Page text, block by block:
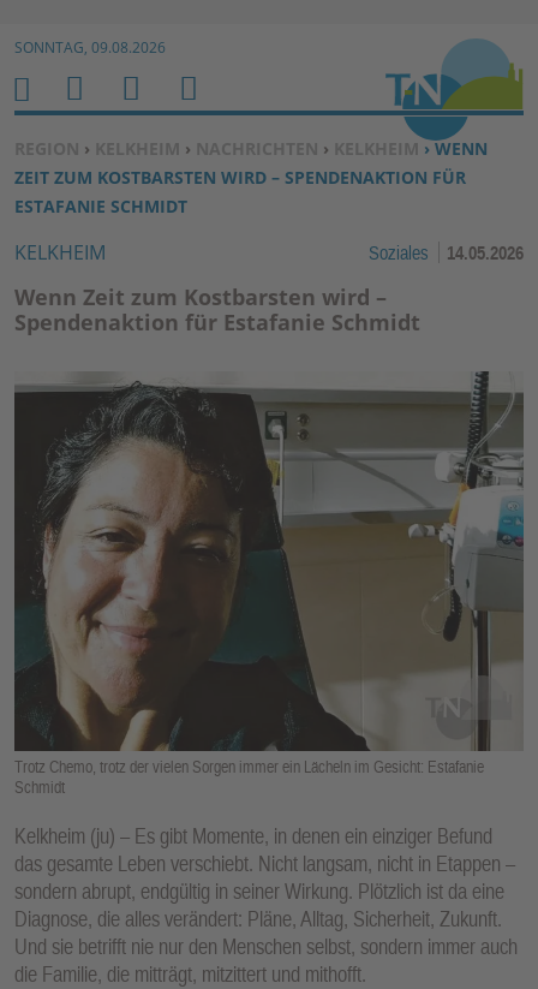
Zum Inhalt springen ↓
SONNTAG, 09.08.2026
SIE BEFINDEN SICH HIER:
REGION › KELKHEIM › NACHRICHTEN › KELKHEIM › WENN
ZEIT ZUM KOSTBARSTEN WIRD – SPENDENAKTION FÜR
ESTAFANIE SCHMIDT
KELKHEIM Soziales 14.05.2026
Wenn Zeit zum Kostbarsten wird –
Spendenaktion für Estafanie Schmidt
Trotz Chemo, trotz der vielen Sorgen immer ein Lächeln im Gesicht: Estafanie
Schmidt
Kelkheim (ju) – Es gibt Momente, in denen ein einziger Befund
das gesamte Leben verschiebt. Nicht langsam, nicht in Etappen –
sondern abrupt, endgültig in seiner Wirkung. Plötzlich ist da eine
Diagnose, die alles verändert: Pläne, Alltag, Sicherheit, Zukunft.
Und sie betrifft nie nur den Menschen selbst, sondern immer auch
die Familie, die mitträgt, mitzittert und mithofft.
H
O
M
E
M
E
N
U
S
U
C
H
B
E
N
U
E
R
U
N
K
TI
O
N